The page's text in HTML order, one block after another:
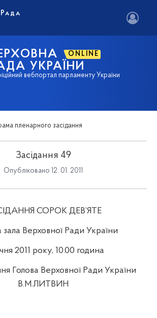
ONLINE
УКРАЇНИ
вебпортал парламенту України
пленарного засідання
Засідання 49
Опубліковано 12. 01. 2011
СОРОК ДЕВ’ЯТЕ
зала Верховної Ради України
2011 року, 10.00 година
Голова Верховної Ради України
В.М.ЛИТВИН